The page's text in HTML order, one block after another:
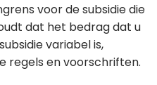
voor de subsidie die
dat het bedrag dat u
variabel is,
regels en voorschriften.